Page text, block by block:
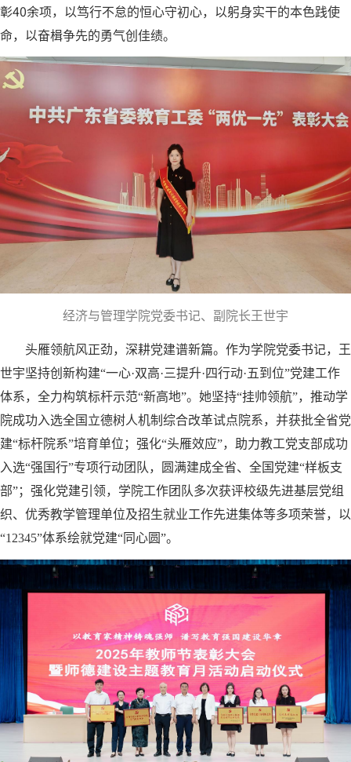
彰40余项，
以笃行不怠的恒心守初心，以躬身实干的本色践使
命，以奋楫争先的勇气创佳绩。
经济与管理学院党委书记、副院长王世宇
头雁领航风正劲，深耕党建谱新篇。作为学院党委书记，王
世宇坚持创新构建“一心·双高·三提升·四行动·五到位”党建工作
体系，全力构筑标杆示范“新高地”。她坚持“挂帅领航”，推动学
院成功入选全国立德树人机制综合改革试点院系，并获批全省党
建“标杆院系”培育单位；强化“头雁效应”，助力教工党支部成功
入选“强国行”专项行动团队，圆满建成全省、全国党建“样板支
部”；强化党建引领，学院工作团队多次获评校级先进基层党组
织、优秀教学管理单位及招生就业工作先进集体等多项荣誉，以
“12345”体系绘就党建“同心圆”。